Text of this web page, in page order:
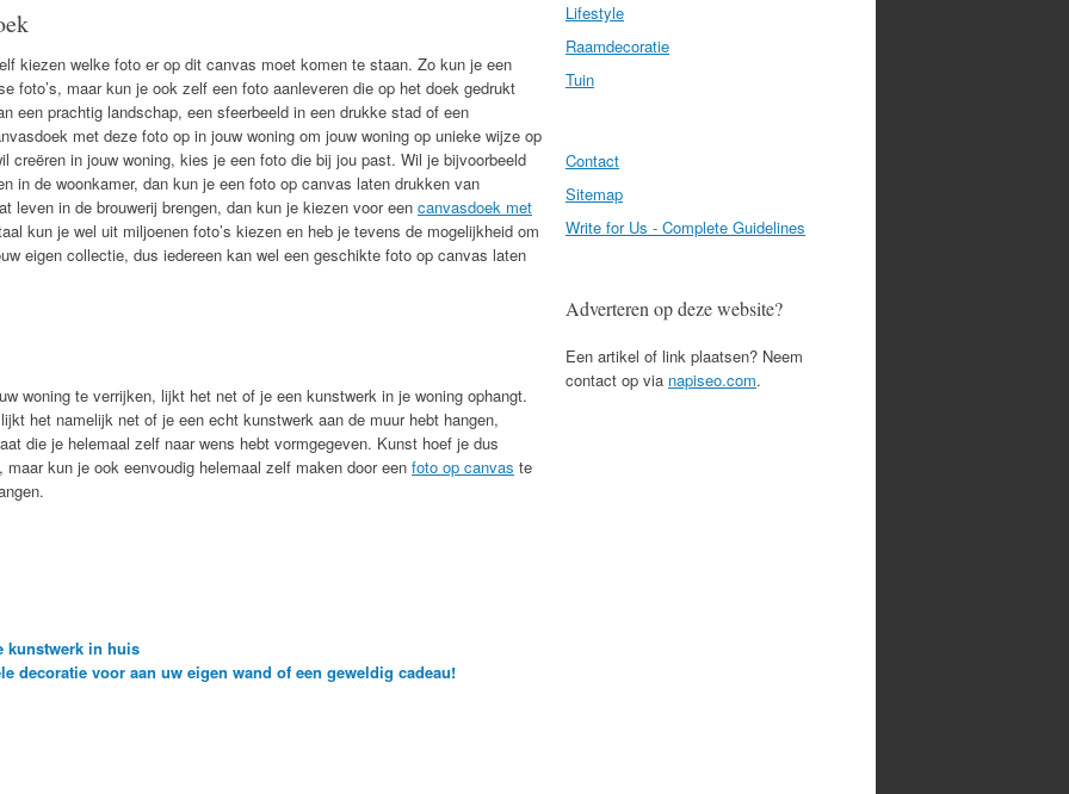
kiezen welke foto er op dit canvas moet komen te staan. Zo kun je een
foto’s, maar kun je ook zelf een foto aanleveren die op het doek gedrukt
een prachtig landschap, een sfeerbeeld in een drukke stad of een
met deze foto op in jouw woning om jouw woning op unieke wijze op
creëren in jouw woning, kies je een foto die bij jou past. Wil je bijvoorbeeld
in de woonkamer, dan kun je een foto op canvas laten drukken van
leven in de brouwerij brengen, dan kun je kiezen voor een canvasdoek met
kun je wel uit miljoenen foto’s kiezen en heb je tevens de mogelijkheid om
eigen collectie, dus iedereen kan wel een geschikte foto op canvas laten
woning te verrijken, lijkt het net of je een kunstwerk in je woning ophangt.
het namelijk net of je een echt kunstwerk aan de muur hebt hangen,
die je helemaal zelf naar wens hebt vormgegeven. Kunst hoef je dus
kun je ook eenvoudig helemaal zelf maken door een foto op canvas te
kunstwerk in huis
decoratie voor aan uw eigen wand of een geweldig cadeau!
Lifestyle
Raamdecoratie
Tuin
Contact
Sitemap
Write for Us - Complete Guidelines
Adverteren op deze website?
Een artikel of link plaatsen? Neem
contact op via napiseo.com.